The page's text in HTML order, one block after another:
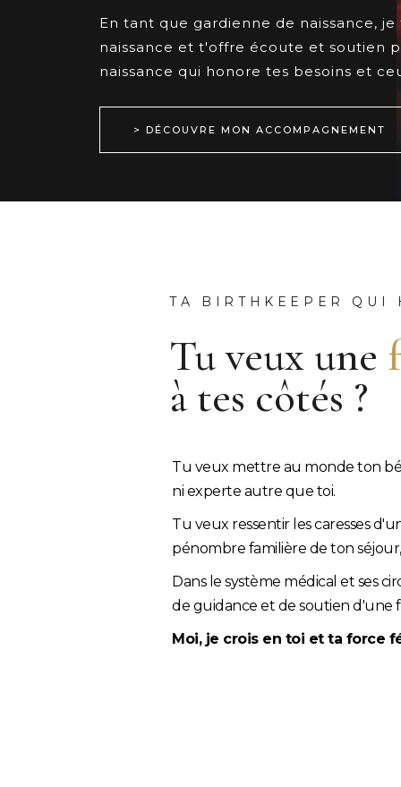
En tant que gardienne de naissance,
naissance et t'offre écoute et soutien
naissance qui honore tes besoins et
> DÉCOUVRE MON ACCOMPAGNEMENT
TA BIRTHKEEPER QUI
Tu veux une
à tes côtés ?
Tu veux mettre au monde ton
ni experte autre que toi.
Tu veux ressentir les caresses
pénombre familière de ton
Dans le système médical et ses
de guidance et de soutien d'une
Moi, je crois en toi et ta force